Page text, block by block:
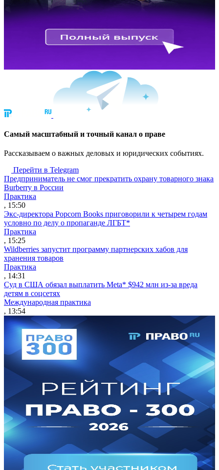
Cамый масштабный и точный канал о праве
Рассказываем о важных деловых и юридических событиях.
Перейти в Telegram
Предприниматель не смог прекратить охрану товарного знака
Burberry в России
Практика
, 15:50
Экс-директора Popcorn Books приговорили к четырем годам
условно по делу о пропаганде ЛГБТ*
Практика
, 15:25
Wildberries запустит программу партнерских хабов для
хранения товаров
Практика
, 14:31
Суд в США обязал выплатить Meta* $942 млн из-за вреда
детям в соцсетях
Международная практика
, 13:54